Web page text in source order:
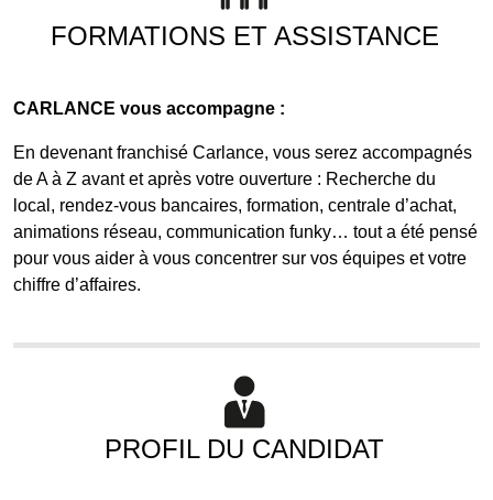
FORMATIONS ET ASSISTANCE
CARLANCE vous accompagne :
En devenant franchisé Carlance, vous serez accompagnés
de A à Z avant et après votre ouverture : Recherche du
local, rendez-vous bancaires, formation, centrale d’achat,
animations réseau, communication funky… tout a été pensé
pour vous aider à vous concentrer sur vos équipes et votre
chiffre d’affaires.
PROFIL DU CANDIDAT